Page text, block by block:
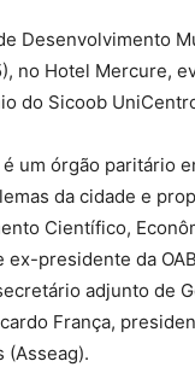
Desenvolvimento
no Hotel Mercure,
do Sicoob
é um órgão paritário
da cidade e
Científico,
ex-presidente da
adjunto de
França,
(Asseag).